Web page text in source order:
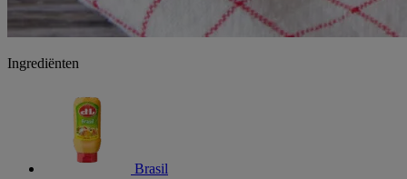
Ingrediënten
Brasil